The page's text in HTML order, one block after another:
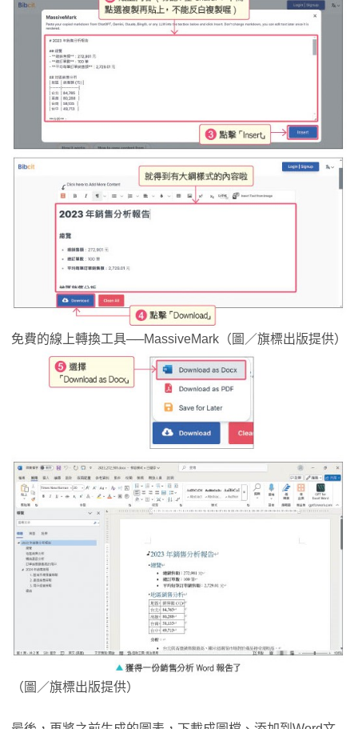
免費的線上轉換工具──MassiveMark（圖／旗標出版提供）
（圖／旗標出版提供）